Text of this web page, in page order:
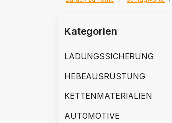
Kategorien
LADUNGSSICHERUNG
HEBEAUSRÜSTUNG
KETTENMATERIALIEN
AUTOMOTIVE